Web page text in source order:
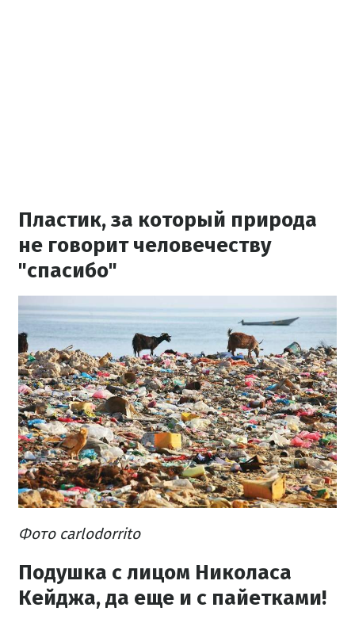
Пластик, за который природа
не говорит человечеству
"спасибо"
Фото carlodorrito
Подушка с лицом Николаса
Кейджа, да еще и с пайетками!